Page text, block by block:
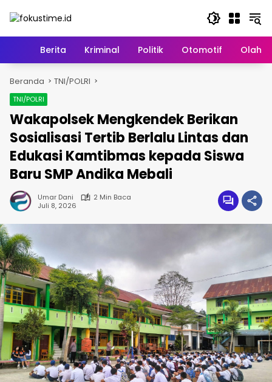
HomeBerita Kriminal Politik Otomotif
Beranda TNI/POLRI
TNI/POLRI
Wakapolsek Mengkendek Berikan
Sosialisasi Tertib Berlalu Lintas dan
Edukasi Kamtibmas kepada Siswa
Baru SMP Andika Mebali
Umar Dani
2 Min Baca
Juli 8, 2026